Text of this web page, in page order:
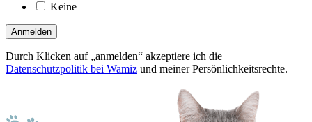
Keine
Anmelden
Durch Klicken auf „anmelden“ akzeptiere ich die
Datenschutzpolitik bei Wamiz und meiner Persönlichkeitsrechte.